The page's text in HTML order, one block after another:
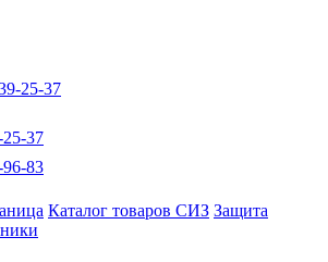
25-37
37
83
Каталог товаров СИЗ Защита